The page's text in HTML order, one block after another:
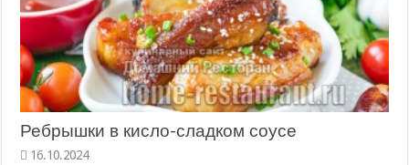
Ребрышки в кисло-сладком соусе
16.10.2024